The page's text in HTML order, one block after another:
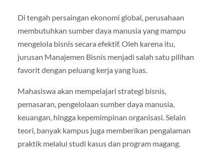
Di tengah persaingan ekonomi global, perusahaan
membutuhkan sumber daya manusia yang mampu
mengelola bisnis secara efektif. Oleh karena itu,
jurusan Manajemen Bisnis menjadi salah satu pilihan
favorit dengan peluang kerja yang luas.
Mahasiswa akan mempelajari strategi bisnis,
pemasaran, pengelolaan sumber daya manusia,
keuangan, hingga kepemimpinan organisasi. Selain
teori, banyak kampus juga memberikan pengalaman
praktik melalui studi kasus dan program magang.